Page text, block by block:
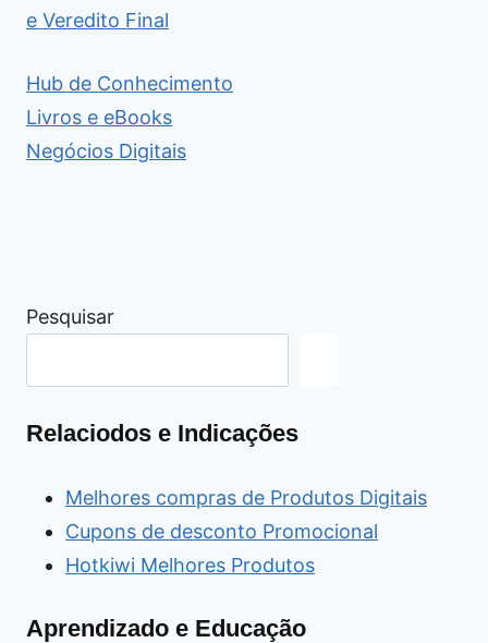
e Veredito Final
Hub de Conhecimento
Livros e eBooks
Negócios Digitais
Pesquisar
Relaciodos e Indicações
Melhores compras de Produtos Digitais
Cupons de desconto Promocional
Hotkiwi Melhores Produtos
Aprendizado e Educação